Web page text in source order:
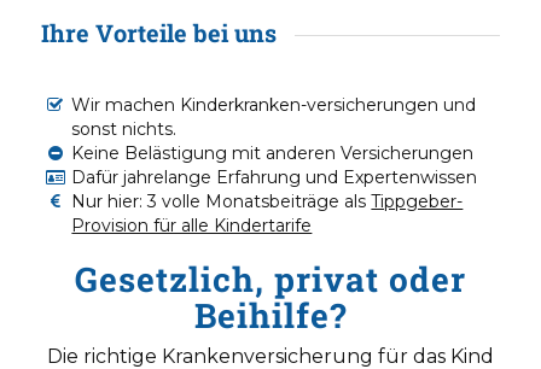
Ihre Vorteile bei uns
Wir machen Kinderkranken-versicherungen und
sonst nichts.
Keine Belästigung mit anderen Versicherungen
Dafür jahrelange Erfahrung und Expertenwissen
Nur hier: 3 volle Monatsbeiträge alsTippgeber-
Provision für alle Kindertarife
Gesetzlich, privat oder
Beihilfe?
Die richtige Krankenversicherung für das Kind